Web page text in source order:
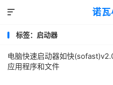
诺瓦

标签：启动器
电脑快速启动器如快
应用程序和文件